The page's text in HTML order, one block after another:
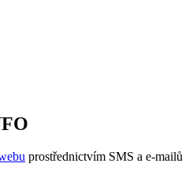
prostřednictvím SMS a e-mailů